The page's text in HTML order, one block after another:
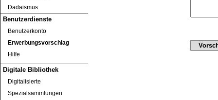
Dadaismus
Benutzerdienste
Benutzerkonto
Erwerbungsvorschlag
Hilfe
Digitale Bibliothek
Digitalisierte
Spezialsammlungen